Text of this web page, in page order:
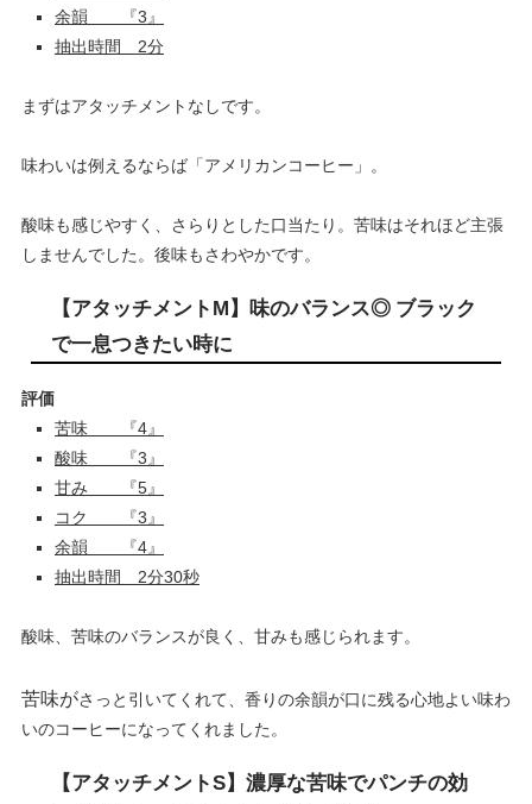
余韻 『3』
抽出時間 2分
まずはアタッチメントなしです。
味わいは例えるならば「アメリカンコーヒー」。
酸味も感じやすく、さらりとした口当たり。苦味はそれほど主張
しませんでした。後味もさわやかです。
【アタッチメントM】味のバランス◎ ブラック
で一息つきたい時に
評価
苦味 『4』
酸味 『3』
甘み 『5』
コク 『3』
余韻 『4』
抽出時間 2分30秒
酸味、苦味のバランスが良く、甘みも感じられます。
苦味がさっと引いてくれて、香りの余韻が口に残る心地よい味わ
いのコーヒーになってくれました。
【アタッチメントS】濃厚な苦味でパンチの効